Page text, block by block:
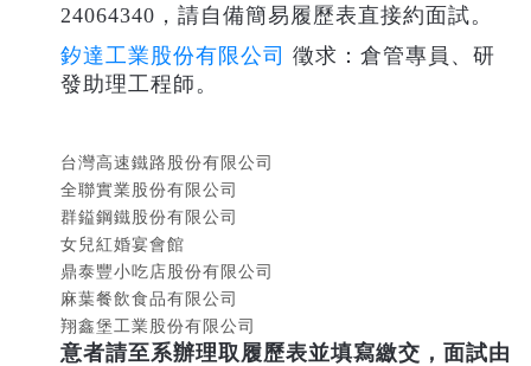
24064340，請自備簡易履歷表直接約面試。
釸達工業股份有限公司 徵求：倉管專員、研
發助理工程師。
台灣高速鐵路股份有限公司
全聯實業股份有限公司
群鎰鋼鐵股份有限公司
女兒紅婚宴會館
鼎泰豐小吃店股份有限公司
麻葉餐飲食品有限公司
翔鑫堡工業股份有限公司
意者請至系辦理取履歷表並填寫繳交，面試由